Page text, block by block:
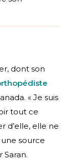
dont son
« Je suis
tout ce
d’elle, elle ne
source
Saran.